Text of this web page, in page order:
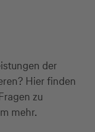
der
Hier finden
zu
mehr.